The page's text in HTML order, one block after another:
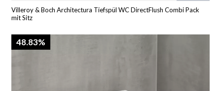
Villeroy & Boch Architectura Tiefspül WC DirectFlush Combi Pack
mit Sitz
48.83%